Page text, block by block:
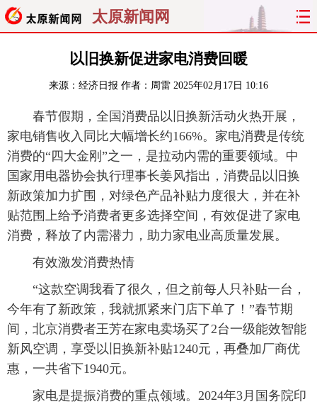
太原新闻网
聚焦 太原
经济 关注 文明 出行
纵横 曝光 综合 专题
旅游 理财 政务 教育
看天下 晋月读 最太原 网罗民生
太原日报 太原晚报 热评 社区
以旧换新促进家电消费回暖
来源： 经济日报 作者：周雷 2025年02月17日 10:16
春节假期，全国消费品以旧换新活动火热开展，
家电销售收入同比大幅增长约166%。家电消费是传统
消费的“四大金刚”之一，是拉动内需的重要领域。中
国家用电器协会执行理事长姜风指出，消费品以旧换
新政策加力扩围，对绿色产品补贴力度很大，并在补
贴范围上给予消费者更多选择空间，有效促进了家电
消费，释放了内需潜力，助力家电业高质量发展。
有效激发消费热情
“这款空调我看了很久，但之前每人只补贴一台，
今年有了新政策，我就抓紧来门店下单了！”春节期
间，北京消费者王芳在家电卖场买了2台一级能效智能
新风空调，享受以旧换新补贴1240元，再叠加厂商优
惠，一共省下1940元。
家电是提振消费的重点领域。2024年3月国务院印